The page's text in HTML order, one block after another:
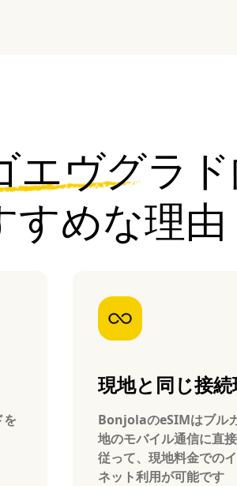
エヴグラ
すめな理由
を
現地と同じ接
BonjolaのeSIMはブル
地のモバイル通信に直
従って、現地料金での
ネット利用が可能です